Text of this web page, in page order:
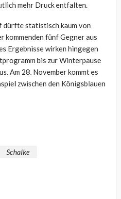
mehr Druck entfalten.
dürfte statistisch kaum von
kommenden fünf Gegner aus
Ergebnisse wirken hingegen
bis zur Winterpause
Am 28. November kommt es
zwischen den Königsblauen
Schalke